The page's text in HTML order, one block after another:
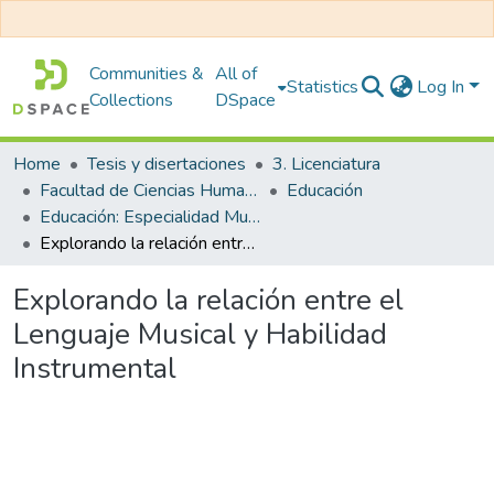
Communities &
Collections
All of
DSpace
Statistics Log In
Home Tesis y disertaciones
3. Licenciatura
Facultad de Ciencias Humanas y Educación
Educación
Educación: Especialidad Musical y Artes
Explorando la relación entre el Lenguaje Musical y Habilidad Instrumental
Explorando la relación entre el
Lenguaje Musical y Habilidad
Instrumental